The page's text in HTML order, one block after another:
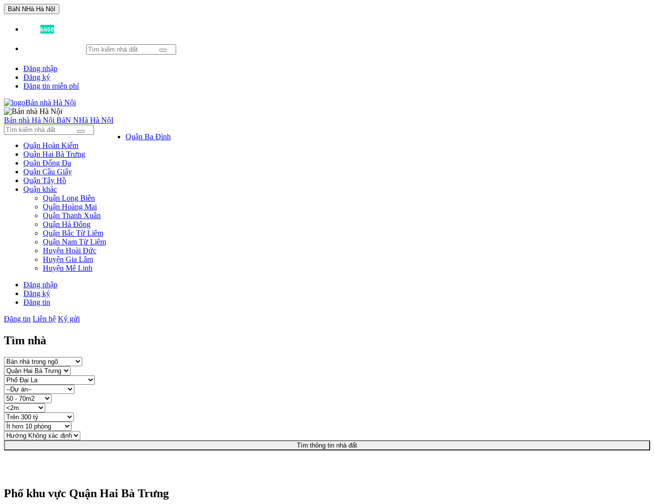
BáN NHà Hà NộI
6660
Đăng nhập
Đăng ký
Đăng tin miễn phí
Bán nhà Hà Nội BáN NHà Hà NộI
Quận Ba Đình
Quận Hoàn Kiếm
Quận Hai Bà Trưng
Quận Đống Đa
Quận Cầu Giấy
Quận Tây Hồ
Quận khác
Quận Long Biên
Quận Hoàng Mai
Quận Thanh Xuân
Quận Hà Đông
Quận Bắc Từ Liêm
Quận Nam Từ Liêm
Huyện Hoài Đức
Huyện Gia Lâm
Huyện Mê Linh
Đăng nhập
Đăng ký
Đăng tin
Đăng tin Liên hệ Ký gửi
Tìm nhà
Tìm thông tin nhà đất
Phố khu vực Quận Hai Bà Trưng